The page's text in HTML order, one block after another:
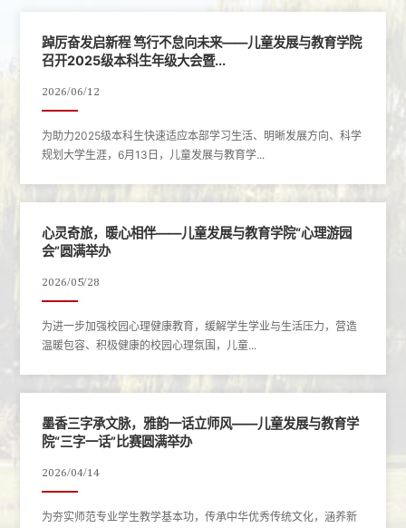
踔厉奋发启新程 笃行不怠向未来——儿童发展与教育学院
召开2025级本科生年级大会暨...
2026/06/12
为助力2025级本科生快速适应本部学习生活、明晰发展方向、科学
规划大学生涯，6月13日，儿童发展与教育学...
心灵奇旅，暖心相伴——儿童发展与教育学院“心理游园
会”圆满举办
2026/05/28
为进一步加强校园心理健康教育，缓解学生学业与生活压力，营造
温暖包容、积极健康的校园心理氛围，儿童...
墨香三字承文脉，雅韵一话立师风——儿童发展与教育学
院“三字一话”比赛圆满举办
2026/04/14
为夯实师范专业学生教学基本功，传承中华优秀传统文化，涵养新